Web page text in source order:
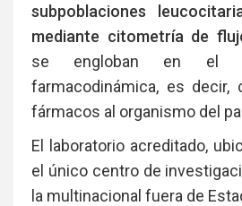
subpoblaciones
mediante citometría de
se engloban en el
farmacodinámica, es decir,
fármacos al organismo del
El laboratorio acreditado,
el único centro de
la multinacional fuera de